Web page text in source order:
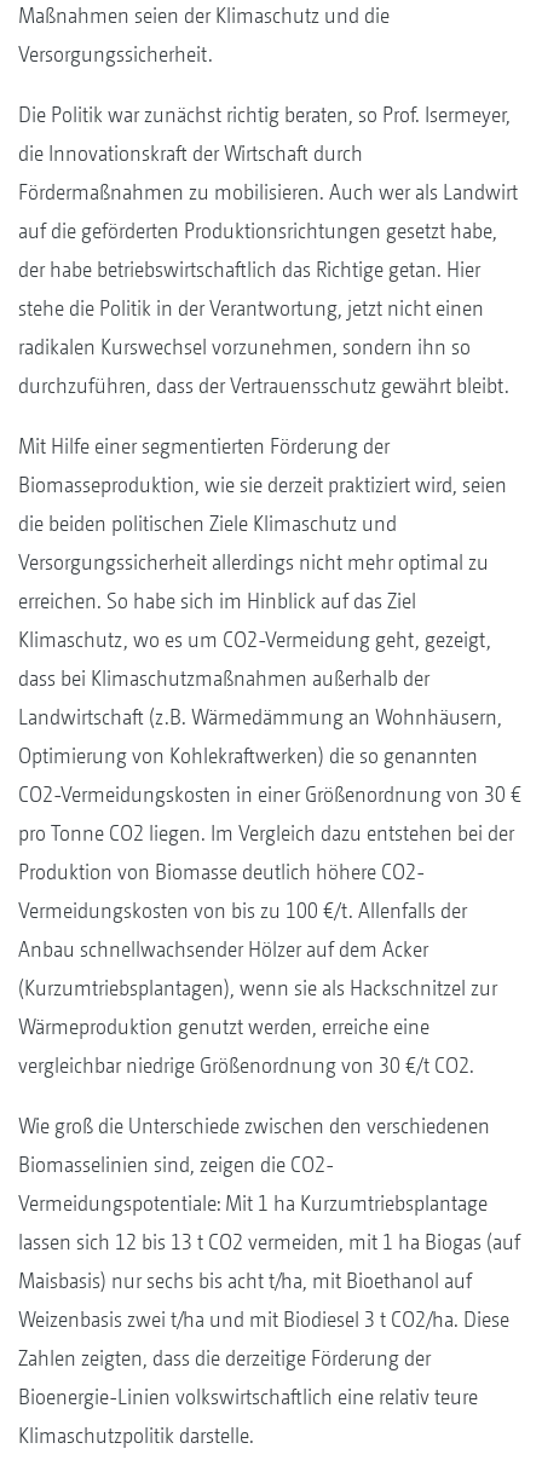
Maßnahmen seien der Klimaschutz und die
Versorgungssicherheit.
Die Politik war zunächst richtig beraten, so Prof. Isermeyer,
die Innovationskraft der Wirtschaft durch
Fördermaßnahmen zu mobilisieren. Auch wer als Landwirt
auf die geförderten Produktionsrichtungen gesetzt habe,
der habe betriebswirtschaftlich das Richtige getan. Hier
stehe die Politik in der Verantwortung, jetzt nicht einen
radikalen Kurswechsel vorzunehmen, sondern ihn so
durchzuführen, dass der Vertrauensschutz gewährt bleibt.
Mit Hilfe einer segmentierten Förderung der
Biomasseproduktion, wie sie derzeit praktiziert wird, seien
die beiden politischen Ziele Klimaschutz und
Versorgungssicherheit allerdings nicht mehr optimal zu
erreichen. So habe sich im Hinblick auf das Ziel
Klimaschutz, wo es um CO2-Vermeidung geht, gezeigt,
dass bei Klimaschutzmaßnahmen außerhalb der
Landwirtschaft (z.B. Wärmedämmung an Wohnhäusern,
Optimierung von Kohlekraftwerken) die so genannten
CO2-Vermeidungskosten in einer Größenordnung von 30 €
pro Tonne CO2 liegen. Im Vergleich dazu entstehen bei der
Produktion von Biomasse deutlich höhere CO2-
Vermeidungskosten von bis zu 100 €/t. Allenfalls der
Anbau schnellwachsender Hölzer auf dem Acker
(Kurzumtriebsplantagen), wenn sie als Hackschnitzel zur
Wärmeproduktion genutzt werden, erreiche eine
vergleichbar niedrige Größenordnung von 30 €/t CO2.
Wie groß die Unterschiede zwischen den verschiedenen
Biomasselinien sind, zeigen die CO2-
Vermeidungspotentiale: Mit 1 ha Kurzumtriebsplantage
lassen sich 12 bis 13 t CO2 vermeiden, mit 1 ha Biogas (auf
Maisbasis) nur sechs bis acht t/ha, mit Bioethanol auf
Weizenbasis zwei t/ha und mit Biodiesel 3 t CO2/ha. Diese
Zahlen zeigten, dass die derzeitige Förderung der
Bioenergie-Linien volkswirtschaftlich eine relativ teure
Klimaschutzpolitik darstelle.